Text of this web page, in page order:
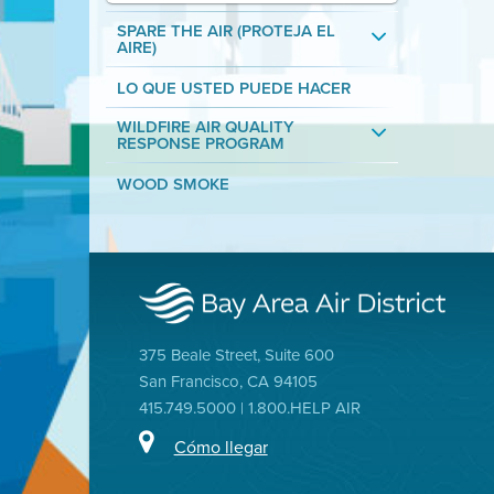
SPARE THE AIR (PROTEJA EL
AIRE)
LO QUE USTED PUEDE HACER
WILDFIRE AIR QUALITY
RESPONSE PROGRAM
WOOD SMOKE
375 Beale Street, Suite 600
San Francisco, CA 94105
415.749.5000 | 1.800.HELP AIR
Cómo llegar